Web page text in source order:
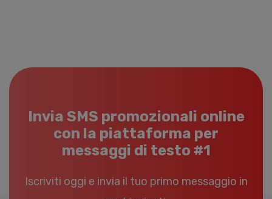
Invia SMS promozionali online
con la piattaforma per
messaggi di testo #1
Iscriviti oggi e invia il tuo primo messaggio in